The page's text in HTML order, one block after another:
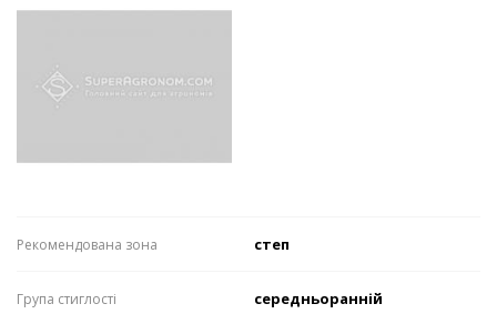
Рекомендована зона степ
Група стиглості середньоранній